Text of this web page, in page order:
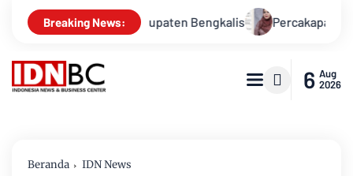
Breaking News:
Kabupaten Bengkalis Percakapan Bocor! Elite DPRD
6 Aug
2026
Beranda IDN News